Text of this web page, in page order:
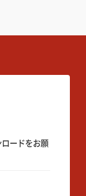
ードをお願